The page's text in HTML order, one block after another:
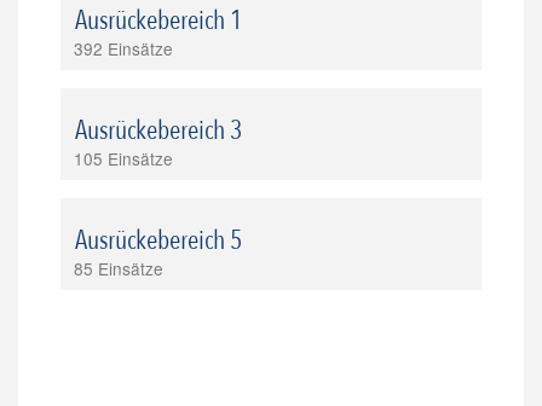
Ausrückebereich 1
392 Einsätze
Ausrückebereich 3
105 Einsätze
Ausrückebereich 5
85 Einsätze